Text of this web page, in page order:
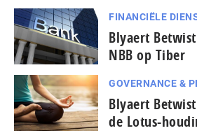
FINANCIËLE
Blyaert
NBB op Tiber
GOVERNANCE &
Blyaert
de Lotus-